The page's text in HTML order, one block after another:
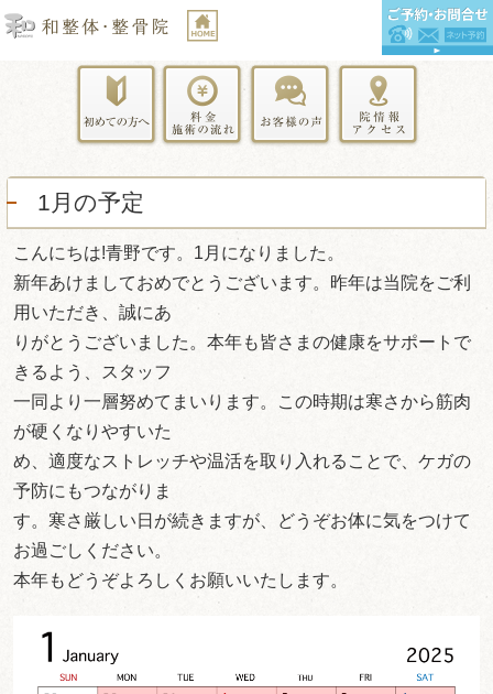
1月の予定
こんにちは!青野です。1月になりました。
新年あけましておめでとうございます。昨年は当院をご利
用いただき、誠にあ
りがとうございました。本年も皆さまの健康をサポートで
きるよう、スタッフ
一同より一層努めてまいります。この時期は寒さから筋肉
が硬くなりやすいた
め、適度なストレッチや温活を取り入れることで、ケガの
予防にもつながりま
す。寒さ厳しい日が続きますが、どうぞお体に気をつけて
お過ごしください。
本年もどうぞよろしくお願いいたします。